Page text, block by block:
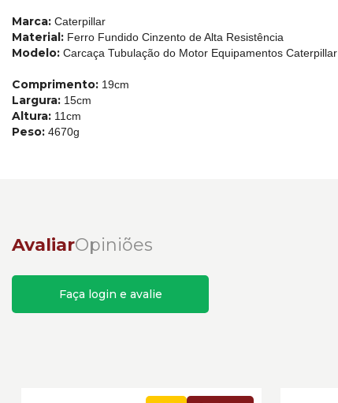
Marca: Caterpillar
Material: Ferro Fundido Cinzento de Alta Resistência
Modelo: Carcaça Tubulação do Motor Equipamentos Caterpillar
Comprimento: 19cm
Largura: 15cm
Altura: 11cm
Peso: 4670g
AvaliarOpiniões
Faça login e avalie